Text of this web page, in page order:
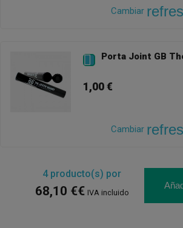
Cambiar
 Porta Joint GB
1,00 €
Cambiar
4producto(s) por
68,10 €€ IVA incluido